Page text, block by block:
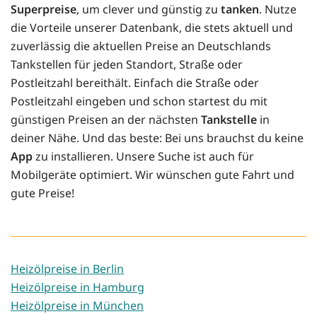
Superpreise, um clever und günstig zu tanken. Nutze
die Vorteile unserer Datenbank, die stets aktuell und
zuverlässig die aktuellen Preise an Deutschlands
Tankstellen für jeden Standort, Straße oder
Postleitzahl bereithält. Einfach die Straße oder
Postleitzahl eingeben und schon startest du mit
günstigen Preisen an der nächsten Tankstelle in
deiner Nähe. Und das beste: Bei uns brauchst du keine
Appzu installieren. Unsere Suche ist auch für
Mobilgeräte optimiert. Wir wünschen gute Fahrt und
gute Preise!
Heizölpreise in Berlin
Heizölpreise in Hamburg
Heizölpreise in München